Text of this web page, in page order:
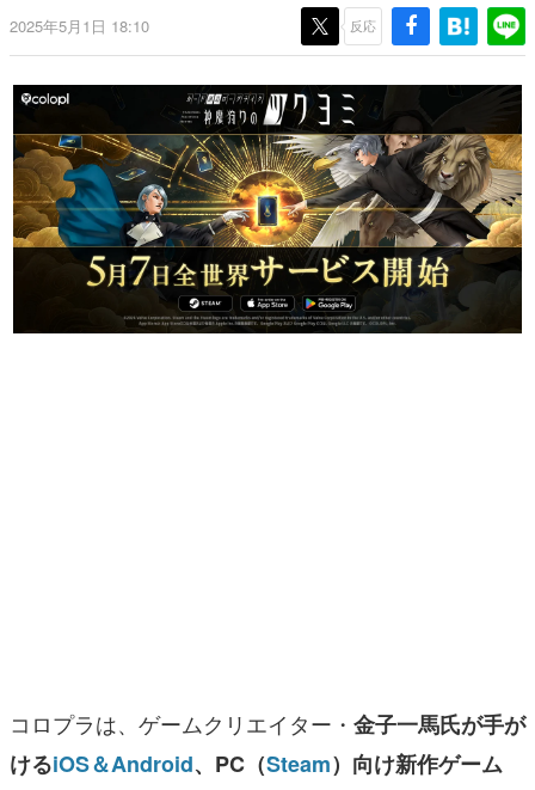
の姿を追い、彼らのルーツと情熱を探っていきます。
ゲームに多大な影響を受けた作家さんに取材し、ゲームが
日本のコンテンツ産業やカルチャーに与えた影響を探る企
画です。
日本モバイルゲーム産業史
日本のモバイルゲーム史における主要なトピック・タイト
ルを網羅するほか、開発者へのインタビューや識者による
解説を掲載。約20年の歴史が一望できる決定版！
若ゲのいたり〜ゲームクリエイターの青春〜
『うつヌケ』『ペンと箸』等で知られるマンガ家・田中圭
一先生によるゲーム業界レポートマンガです。
女性向け
アプリレビュー
2025年5月1日 18:10 反応
コロプラは、ゲームクリエイター・ 金子一馬氏が手が
けるiOS＆Android、PC（Steam）向け新作ゲーム